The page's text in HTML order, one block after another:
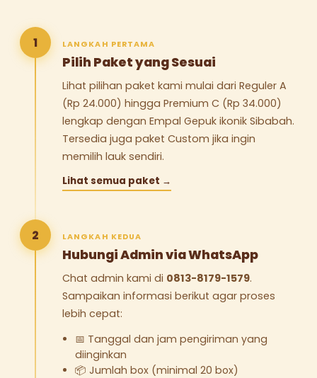
1 LANGKAH PERTAMA
Pilih Paket yang Sesuai
Lihat pilihan paket kami mulai dari Reguler A
(Rp 24.000) hingga Premium C (Rp 34.000)
lengkap dengan Empal Gepuk ikonik Sibabah.
Tersedia juga paket Custom jika ingin
memilih lauk sendiri.
Lihat semua paket →
2 LANGKAH KEDUA
Hubungi Admin via WhatsApp
Chat admin kami di 0813-8179-1579.
Sampaikan informasi berikut agar proses
lebih cepat:
📅 Tanggal dan jam pengiriman yang
diinginkan
📦 Jumlah box (minimal 20 box)